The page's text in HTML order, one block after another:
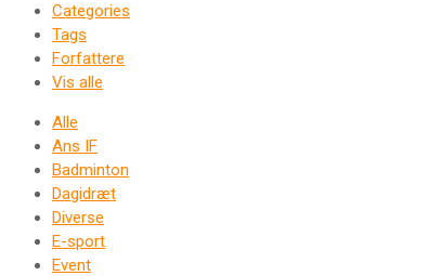
Categories
Tags
Forfattere
Vis alle
Alle
Ans IF
Badminton
Dagidræt
Diverse
E-sport
Event